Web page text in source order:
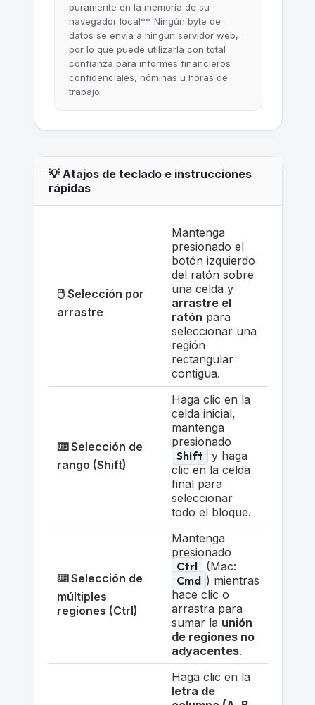
puramente en la memoria de su
navegador local**. Ningún byte de
datos se envía a ningún servidor web,
por lo que puede utilizarla con total
confianza para informes financieros
confidenciales, nóminas u horas de
trabajo.
💡 Atajos de teclado e instrucciones
rápidas
🖱️ Selección por
arrastre
Mantenga
presionado el
botón izquierdo
del ratón sobre
una celda y
arrastre el
ratón para
seleccionar una
región
rectangular
contigua.
⌨️ Selección de
rango (Shift)
Haga clic en la
celda inicial,
mantenga
presionado
Shift
y haga
clic en la celda
final para
seleccionar
todo el bloque.
⌨️ Selección de
múltiples
regiones (Ctrl)
Mantenga
presionado
Ctrl
(Mac:
Cmd ) mientras
hace clic o
arrastra para
sumar la unión
de regiones no
adyacentes.
Haga clic en la
letra de